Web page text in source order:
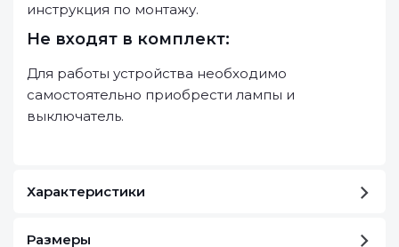
инструкция по монтажу.
Не входят в комплект:
Для работы устройства необходимо
самостоятельно приобрести лампы и
выключатель.
Характеристики
Размеры